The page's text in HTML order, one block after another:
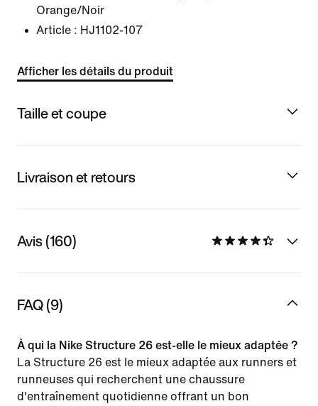
Orange/Noir
Article : HJ1102-107
Afficher les détails du produit
Taille et coupe
Livraison et retours
Avis (160)
FAQ (9)
À qui la Nike Structure 26 est-elle le mieux adaptée ?
La Structure 26 est le mieux adaptée aux runners et
runneuses qui recherchent une chaussure
d'entraînement quotidienne offrant un bon